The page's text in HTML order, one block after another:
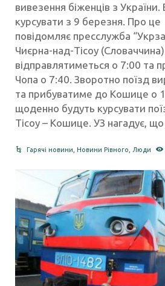
вивезення біженців з
курсувати з 9 березня. Про це
повідомляє пресслужба
Чиєрна-над-Тісоу
відправлятиметься о 7:00 та
Чопа о 7:40. Зворотно поїзд
та прибуватиме до Кошице о
щоденно будуть курсувати
Тісоу – Кошице. УЗ нагадує,
Гарячі новини ,Новини Рівного Люди